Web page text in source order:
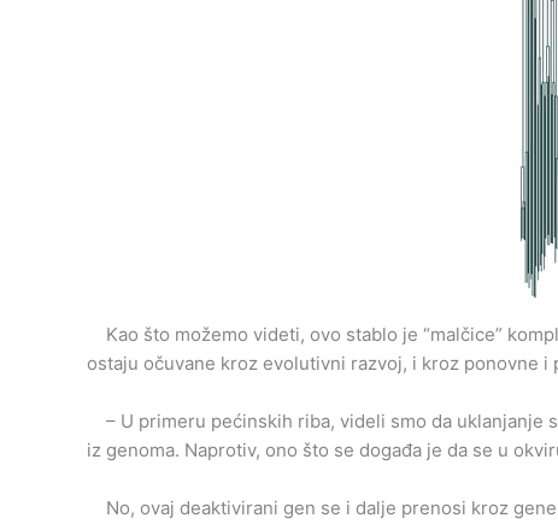
Kao što možemo videti, ovo stablo je “malčice”
ostaju očuvane kroz evolutivni razvoj, i kroz ponovne
– U primeru pećinskih riba, videli smo da uklanjanje
iz genoma. Naprotiv, ono što se događa je da se u
No, ovaj deaktivirani gen se i dalje prenosi kroz